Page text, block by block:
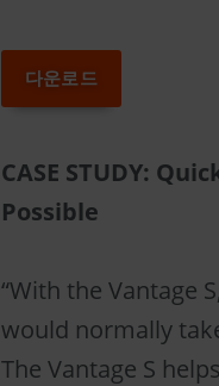
다운로드
CASE STUDY:
Possible
“With the Vantage
would normally
The Vantage S